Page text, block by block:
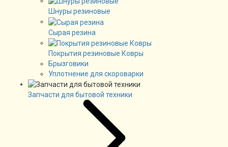
Шнуры резиновые
Сырая резина
Покрытия резиновые Ковры
Брызговики
Уплотнение для скороварки
Запчасти для бытовой техники